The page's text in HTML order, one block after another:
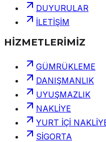
DUYURULAR
İLETİŞİM
HİZMETLERİMİZ
GÜMRÜKLEME
DANIŞMANLIK
UYUŞMAZLIK
NAKLİYE
YURT İÇİ
SİGORTA